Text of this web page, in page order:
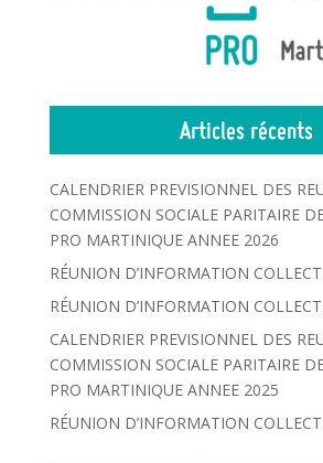
Articles récents
CALENDRIER PREVISIONNEL DES
COMMISSION SOCIALE PARITAIRE
PRO MARTINIQUE ANNEE 2026
RÉUNION D’INFORMATION
RÉUNION D’INFORMATION
CALENDRIER PREVISIONNEL DES
COMMISSION SOCIALE PARITAIRE
PRO MARTINIQUE ANNEE 2025
RÉUNION D’INFORMATION